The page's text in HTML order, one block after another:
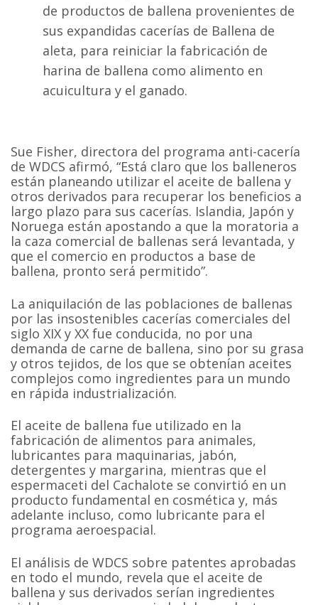
de productos de ballena provenientes de
sus expandidas cacerías de Ballena de
aleta, para reiniciar la fabricación de
harina de ballena como alimento en
acuicultura y el ganado.
Sue Fisher, directora del programa anti-cacería
de WDCS afirmó, “Está claro que los balleneros
están planeando utilizar el aceite de ballena y
otros derivados para recuperar los beneficios a
largo plazo para sus cacerías. Islandia, Japón y
Noruega están apostando a que la moratoria a
la caza comercial de ballenas será levantada, y
que el comercio en productos a base de
ballena, pronto será permitido”.
La aniquilación de las poblaciones de ballenas
por las insostenibles cacerías comerciales del
siglo XIX y XX fue conducida, no por una
demanda de carne de ballena, sino por su grasa
y otros tejidos, de los que se obtenían aceites
complejos como ingredientes para un mundo
en rápida industrialización.
El aceite de ballena fue utilizado en la
fabricación de alimentos para animales,
lubricantes para maquinarias, jabón,
detergentes y margarina, mientras que el
espermaceti del Cachalote se convirtió en un
producto fundamental en cosmética y, más
adelante incluso, como lubricante para el
programa aeroespacial.
El análisis de WDCS sobre patentes aprobadas
en todo el mundo, revela que el aceite de
ballena y sus derivados serían ingredientes